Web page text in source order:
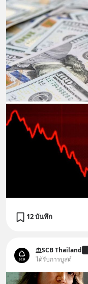
12 บันทึก
SCB Thailand
ได้รับการบูสต์